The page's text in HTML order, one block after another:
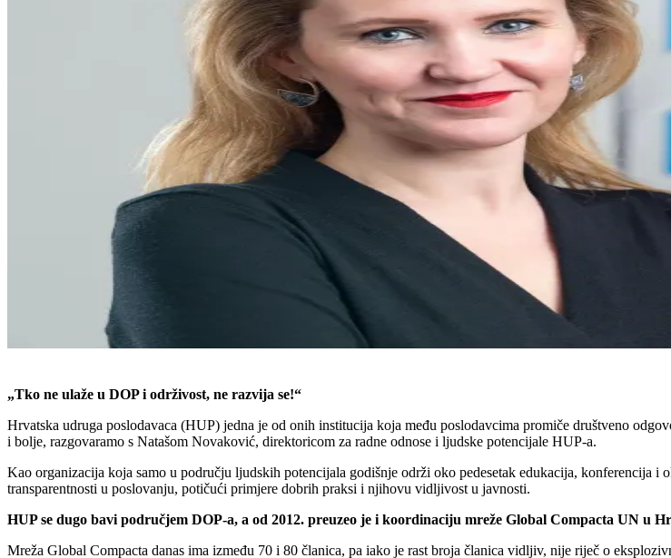
„Tko ne ulaže u DOP i održivost, ne razvija se!“
Hrvatska udruga poslodavaca (HUP) jedna je od onih institucija koja među poslodavcima promiče društveno
i bolje, razgovaramo s Natašom Novaković, direktoricom za radne odnose i ljudske potencijale HUP-a.
Kao organizacija koja samo u području ljudskih potencijala godišnje održi oko pedesetak edukacija, konferencija
transparentnosti u poslovanju, potičući primjere dobrih praksi i njihovu vidljivost u javnosti.
HUP se dugo bavi područjem DOP-a, a od 2012. preuzeo je i koordinaciju mreže Global Compacta UN u
Mreža Global Compacta danas ima između 70 i 80 članica, pa iako je rast broja članica vidljiv, nije riječ o